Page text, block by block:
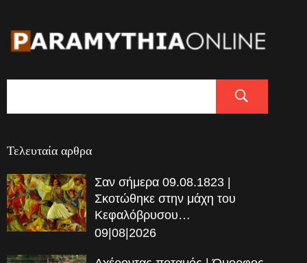
Τελευταία αρθρα
Σαν σήμερα 09.08.1823 |
Σκοτώθηκε στην μάχη του
Κεφαλόβρυσου…
09|08|2026